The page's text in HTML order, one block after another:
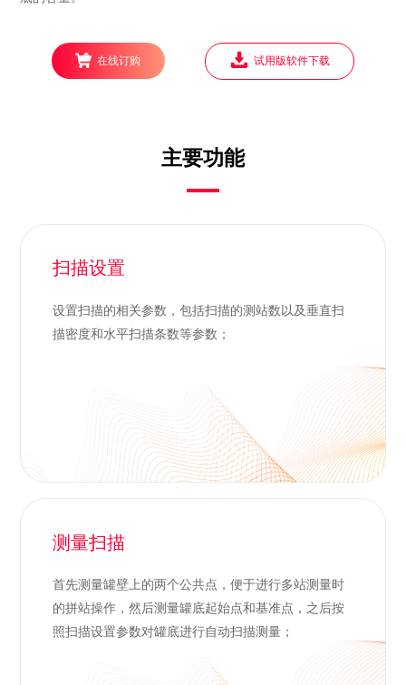
在线订购 试用版软件下载
主要功能
扫描设置
设置扫描的相关参数，包括扫描的测站数以及垂直扫
描密度和水平扫描条数等参数；
测量扫描
首先测量罐壁上的两个公共点，便于进行多站测量时
的拼站操作，然后测量罐底起始点和基准点，之后按
照扫描设置参数对罐底进行自动扫描测量；